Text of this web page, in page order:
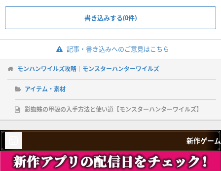
書き込みする(0件)
記事・書き込みへのご意見はこちら
モンハンワイルズ攻略｜モンスターハンターワイルズ
アイテム・素材
影蜘蛛の甲殻の入手方法と使い道【モンスターハンターワイルズ】
新作ゲーム